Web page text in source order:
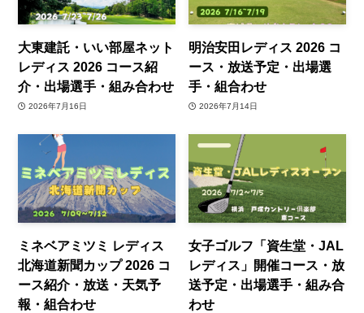
大東建託・いい部屋ネット
レディス 2026 コース紹
介・出場選手・組み合わせ
2026年7月16日
明治安田レディス 2026 コ
ース・放送予定・出場選
手・組合わせ
2026年7月14日
ミネベアミツミ レディス
北海道新聞カップ 2026 コ
ース紹介・放送・天気予
報・組合わせ
女子ゴルフ「資生堂・JAL
レディス」開催コース・放
送予定・出場選手・組み合
わせ